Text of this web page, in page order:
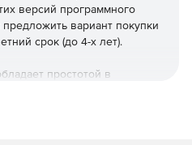
версий программного
вариант покупки
срок (до 4-х лет).
простотой в